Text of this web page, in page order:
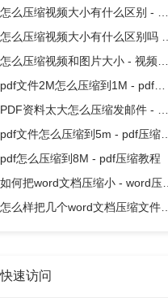
视频压缩教程
怎么压缩视频大小有什么区别 - 视
频压缩教程
怎么压缩视频大小有什么区别吗 -
视频压缩教程
怎么压缩视频和图片大小 - 视频压
缩教程
pdf文件2M怎么压缩到1M - pdf压
缩教程
PDF资料太大怎么压缩发邮件 - pdf
压缩教程
pdf文件怎么压缩到5m - pdf压缩教
程
pdf怎么压缩到8M - pdf压缩教程
如何把word文档压缩小 - word压缩
教程
怎么样把几个word文档压缩文件 -
快速访问